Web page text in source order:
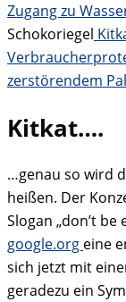
Zugang zu
Schokoriegel
zerstörendem
Kitkat….
…genau so wird
heißen. Der
Slogan „don’t
google.org eine
sich jetzt mit
geradezu ein